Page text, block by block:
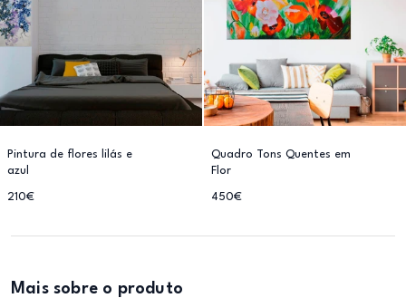
Pintura de flores lilás e
azul
210€
Quadro Tons Quentes em
Flor
450€
Mais sobre o produto